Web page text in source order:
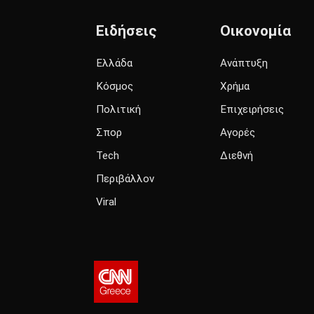
Ειδήσεις
Ελλάδα
Κόσμος
Πολιτική
Σπορ
Tech
Περιβάλλον
Viral
Οικονομία
Ανάπτυξη
Χρήμα
Επιχειρήσεις
Αγορές
Διεθνή